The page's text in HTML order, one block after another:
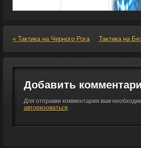
Тактика
« Тактика на Черного Рога Тактика на
Добавить
Для отправки комментария вам
авторизоваться.